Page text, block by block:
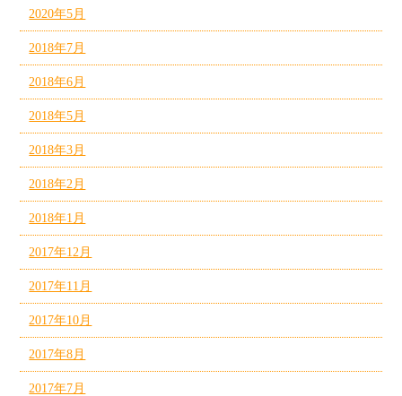
2020年5月
2018年7月
2018年6月
2018年5月
2018年3月
2018年2月
2018年1月
2017年12月
2017年11月
2017年10月
2017年8月
2017年7月